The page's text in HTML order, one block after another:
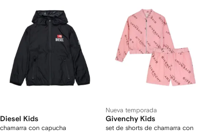
Diesel Kids
chamarra con capucha
Nueva temporada
Givenchy Kids
set de shorts de chamarra con